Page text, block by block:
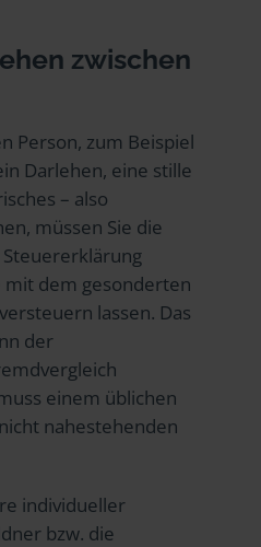
zwischen
Person, zum Beispiel
Darlehen, eine stille
– also
müssen Sie die
mit dem gesonderten
lassen. Das
der
einem üblichen
nahestehenden
individueller
bzw. die